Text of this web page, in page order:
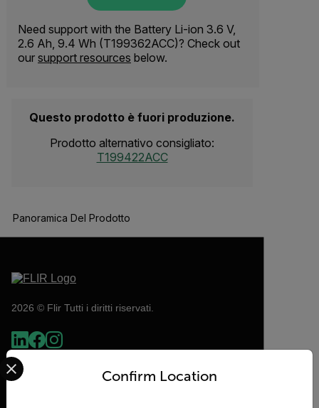
Need support with the Battery Li-ion 3.6 V,
2.6 Ah, 9.4 Wh (T199362ACC)? Check out
our support resources below.
Questo prodotto è fuori produzione.
Prodotto alternativo consigliato:
T199422ACC
Panoramica Del Prodotto
2026 © Flir Tutti i diritti riservati.
Confirm Location
Select your preferred country and language from the